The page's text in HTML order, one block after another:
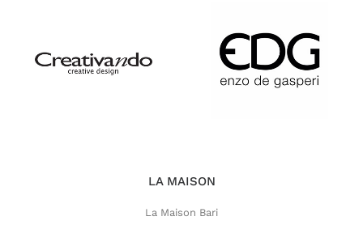
LA MAISON
La Maison Bari